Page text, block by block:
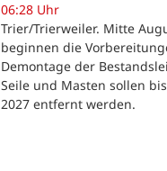
06:28 Uhr
Trier/Trierweiler. Mitte
beginnen die
Demontage der
Seile und Masten sollen
2027 entfernt werden.